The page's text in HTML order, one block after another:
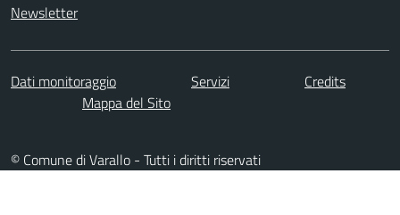
Newsletter
Dati monitoraggio Servizi
Credits
Mappa del Sito
© Comune di Varallo - Tutti i diritti riservati